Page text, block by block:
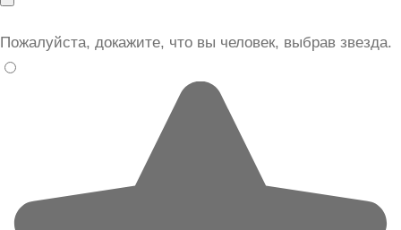
Пожалуйста, докажите, что вы человек, выбрав звезда.